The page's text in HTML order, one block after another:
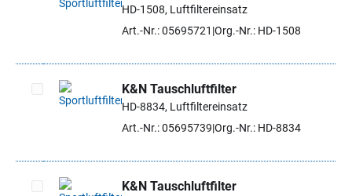
Artikel auswählen
HD-1508, Luftfiltereinsatz
Art.-Nr.: 05695721 Org.-Nr.: HD-1508
Artikel auswählen
K&N Tauschluftfilter
HD-8834, Luftfiltereinsatz
Art.-Nr.: 05695739 Org.-Nr.: HD-8834
K&N Tauschluftfilter